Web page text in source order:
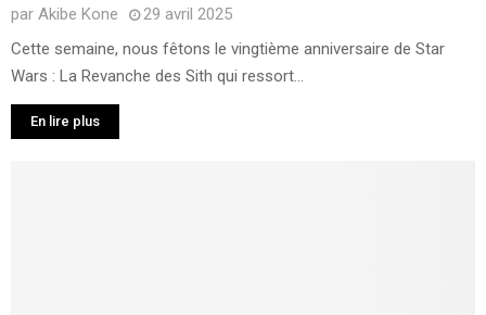
par Akibe Kone
29 avril 2025
Cette semaine, nous fêtons le vingtième anniversaire de Star
Wars : La Revanche des Sith qui ressort...
En lire plus